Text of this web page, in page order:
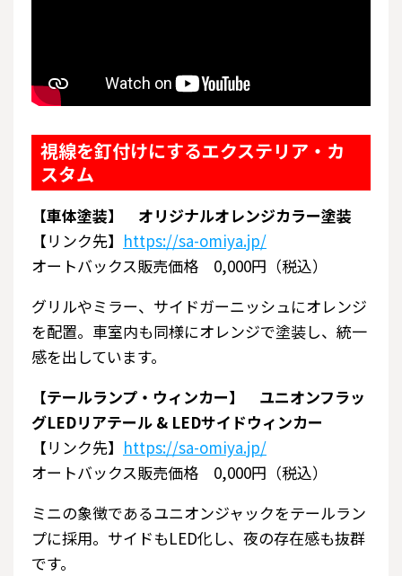
視線を釘付けにするエクステリア・カ
スタム
【車体塗装】 オリジナルオレンジカラー塗装
【リンク先】 https://sa-omiya.jp/
オートバックス販売価格 0,000円（税込）
グリルやミラー、サイドガーニッシュにオレンジ
を配置。車室内も同様にオレンジで塗装し、統一
感を出しています。
【テールランプ・ウィンカー】 ユニオンフラッ
グLEDリアテール & LEDサイドウィンカー
【リンク先】 https://sa-omiya.jp/
オートバックス販売価格 0,000円（税込）
ミニの象徴であるユニオンジャックをテールラン
プに採用。サイドもLED化し、夜の存在感も抜群
です。